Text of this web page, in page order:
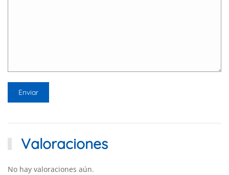
Valoraciones
No hay valoraciones aún.